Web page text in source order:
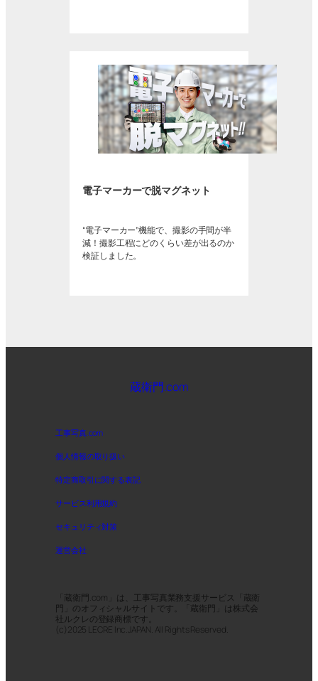
電子マーカーで脱マグネット
“電子マーカー”機能で、撮影の手間が半
減！撮影工程にどのくらい差が出るのか
検証しました。
蔵衛門.com
工事写真.com
個人情報の取り扱い
特定商取引に関する表記
サービス利用規約
セキュリティ対策
運営会社
「蔵衛門.com」は、工事写真業務支援サービス「蔵衛
門」のオフィシャルサイトです。「蔵衛門」は株式会
社ルクレの登録商標です。
(c)2025 LECRE Inc.JAPAN. All Rights Reserved.